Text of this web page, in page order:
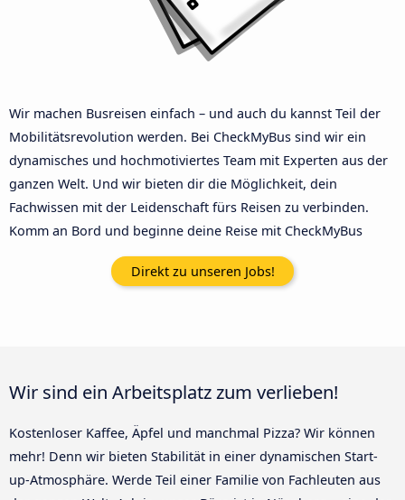
Wir machen Busreisen einfach – und auch du kannst Teil der
Mobilitätsrevolution werden. Bei CheckMyBus sind wir ein
dynamisches und hochmotiviertes Team mit Experten aus der
ganzen Welt. Und wir bieten dir die Möglichkeit, dein
Fachwissen mit der Leidenschaft fürs Reisen zu verbinden.
Komm an Bord und beginne deine Reise mit CheckMyBus
Direkt zu unseren Jobs!
Wir sind ein Arbeitsplatz zum verlieben!
Kostenloser Kaffee, Äpfel und manchmal Pizza? Wir können
mehr! Denn wir bieten Stabilität in einer dynamischen Start-
up-Atmosphäre. Werde Teil einer Familie von Fachleuten aus